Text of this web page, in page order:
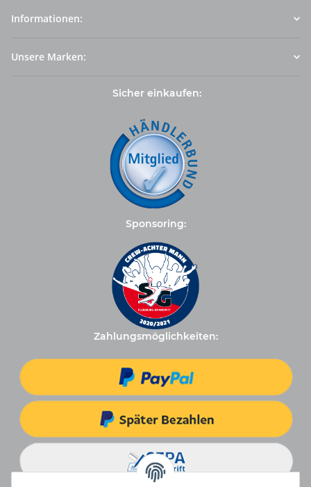
Informationen:
Unsere Marken:
Sicher einkaufen:
Sponsoring:
Zahlungsmöglichkeiten: